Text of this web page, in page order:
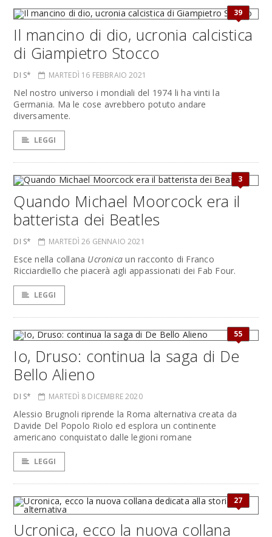
39
Il mancino di dio, ucronia calcistica
di Giampietro Stocco
DI S* MARTEDÌ 16 FEBBRAIO 2021
Nel nostro universo i mondiali del 1974 li ha vinti la
Germania. Ma le cose avrebbero potuto andare
diversamente.
LEGGI
3
Quando Michael Moorcock era il
batterista dei Beatles
DI S* MARTEDÌ 26 GENNAIO 2021
Esce nella collana Ucronica un racconto di Franco
Ricciardiello che piacerà agli appassionati dei Fab Four.
LEGGI
55
Io, Druso: continua la saga di De
Bello Alieno
DI S* MARTEDÌ 8 DICEMBRE 2020
Alessio Brugnoli riprende la Roma alternativa creata da
Davide Del Popolo Riolo ed esplora un continente
americano conquistato dalle legioni romane
LEGGI
27
Ucronica, ecco la nuova collana